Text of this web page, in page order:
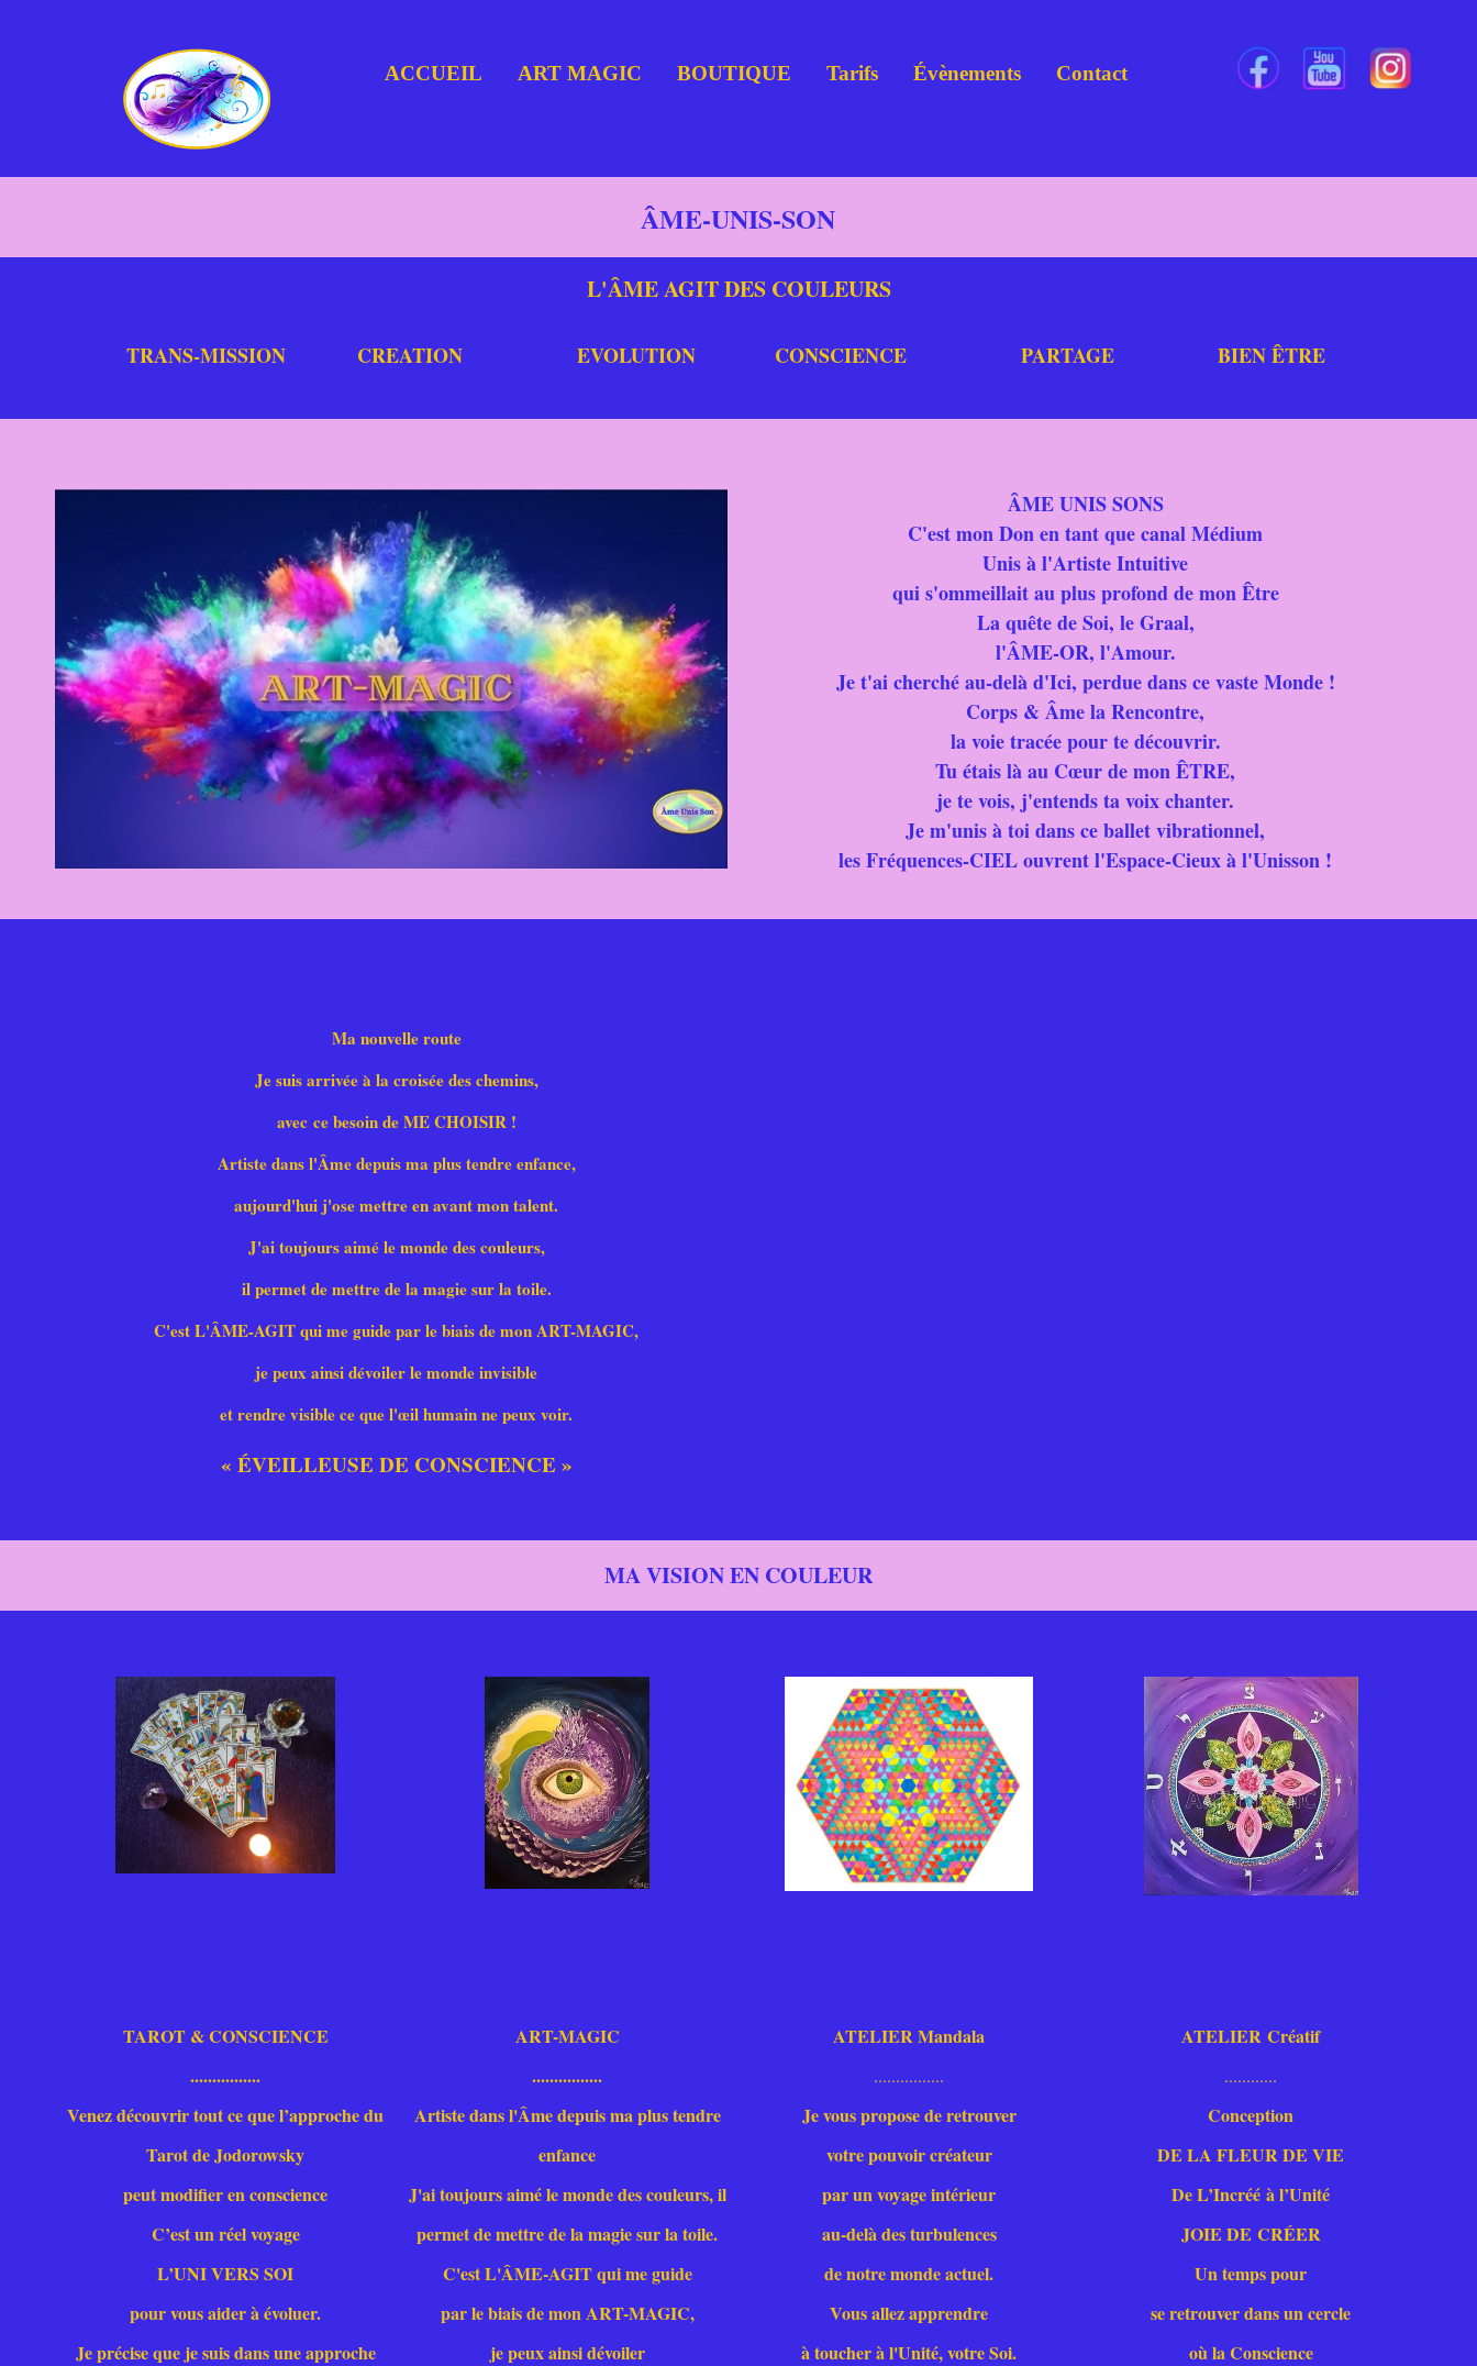
ACCUEIL ART MAGIC BOUTIQUE Tarifs Évènements Contact
ÂME-UNIS-SON
L'ÂME AGIT DES COULEURS
TRANS-MISSION CREATION EVOLUTION CONSCIENCE PARTAGE BIENÊTRE
ÂME UNIS SONS
C'est mon Don en tant que canal Médium
Unis à l'Artiste Intuitive
qui s'ommeillait au plus profond de mon Être
La quête de Soi, le Graal,
l'ÂME-OR, l'Amour.
Je t'ai cherché au-delà d'Ici, perdue dans ce vaste Monde !
Corps & Âme la Rencontre,
la voie tracée pour te découvrir.
Tu étais là au Cœur de mon ÊTRE,
je te vois, j'entends ta voix chanter.
Je m'unis à toi dans ce ballet vibrationnel,
les Fréquences-CIEL ouvrent l'Espace-Cieux à l'Unisson !
Ma nouvelle route
Je suis arrivée à la croisée des chemins,
avec ce besoin de ME CHOISIR !
Artiste dans l'Âme depuis ma plus tendre enfance,
aujourd'hui j'ose mettre en avant mon talent.
J'ai toujours aimé le monde des couleurs,
il permet de mettre de la magie sur la toile.
C'est L'ÂME-AGIT qui me guide par le biais de mon ART-MAGIC,
je peux ainsi dévoiler le monde invisible
et rendre visible ce que l'œil humain ne peux voir.
« ÉVEILLEUSE DE CONSCIENCE »
MA VISION EN COULEUR
TAROT & CONSCIENCE
................
Venez découvrir tout ce que l’approche du
Tarot de Jodorowsky
peut modifier en conscience
C’est un réel voyage
L’UNI VERS SOI
pour vous aider à évoluer.
Je précise que je suis dans une approche
ART-MAGIC
................
Artiste dans l'Âme depuis ma plus tendre
enfance
J'ai toujours aimé le monde des couleurs, il
permet de mettre de la magie sur la toile.
C'est L'ÂME-AGIT qui me guide
par le biais de mon ART-MAGIC,
je peux ainsi dévoiler
ATELIER Mandala
................
Je vous propose de retrouver
votre pouvoir créateur
par un voyage intérieur
au-delà des turbulences
de notre monde actuel.
Vous allez apprendre
à toucher à l'Unité, votre Soi.
ATELIER Créatif
............
Conception
DE LA FLEUR DE VIE
De L’Incréé à l’Unité
JOIE DE CRÉER
Un temps pour
se retrouver dans un cercle
où la Conscience